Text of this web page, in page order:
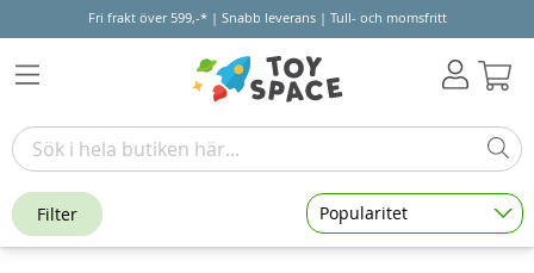
Fri frakt över 599,-* | Snabb leverans | Tull- och momsfritt
Filter Popularitet